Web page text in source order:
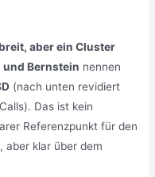
aber ein Cluster
und Bernstein nennen
(nach unten revidiert
Das ist kein
Referenzpunkt für den
aber klar über dem